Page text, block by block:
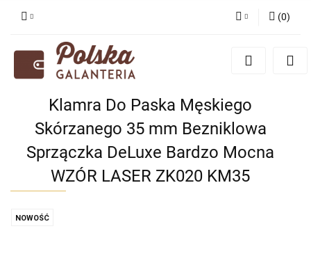
Zaloguj się
Zgody cookies
(0)
Klamra Do Paska Męskiego
Skórzanego 35 mm Bezniklowa
Sprzączka DeLuxe Bardzo Mocna
WZÓR LASER ZK020 KM35
NOWOŚĆ